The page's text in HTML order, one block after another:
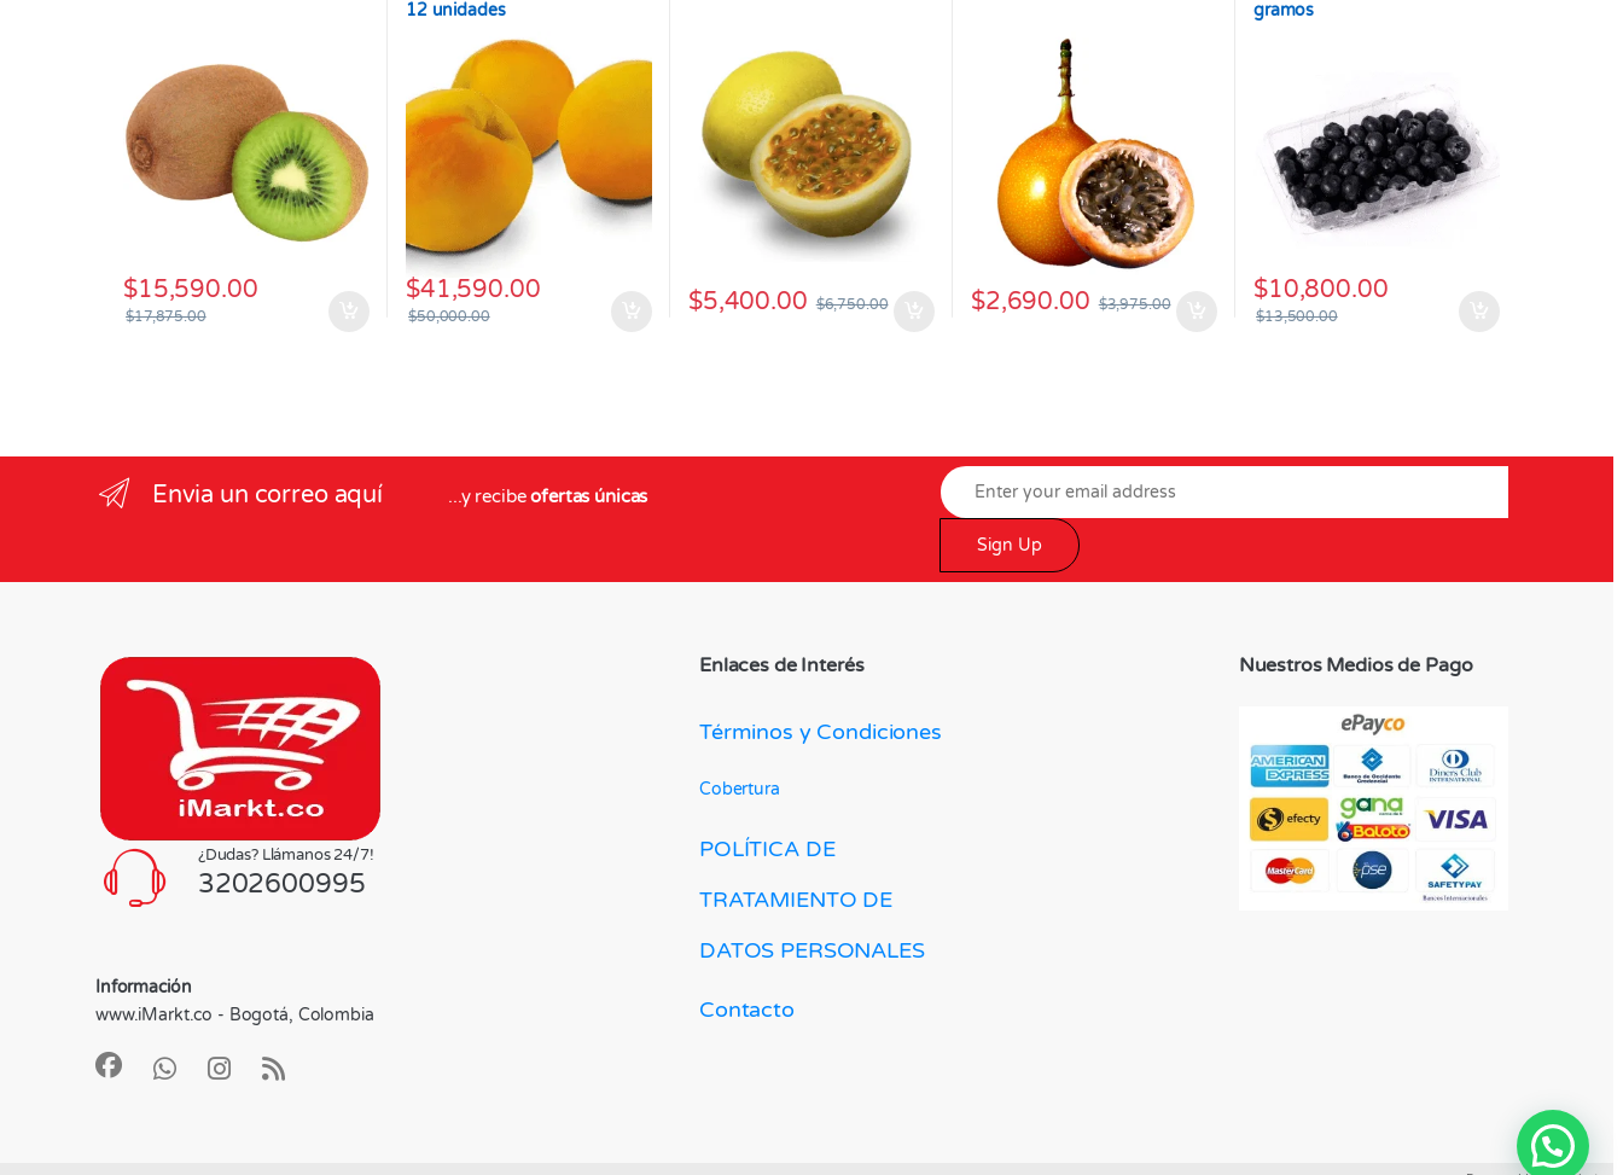
$15,590.00
$17,875.00
12 unidades
$41,590.00
$50,000.00
$5,400.00 $6,750.00 $2,690.00 $3,975.00
gramos
$10,800.00
$13,500.00
Envia un correo aquí ...y recibeofertas únicas
Sign Up
¿Dudas? Llámanos 24/7!
3202600995
Información
www.iMarkt.co - Bogotá, Colombia
Enlaces de Interés
Términos y Condiciones
Cobertura
POLÍTICA DE
TRATAMIENTO DE
DATOS PERSONALES
Contacto
Nuestros Medios de Pago